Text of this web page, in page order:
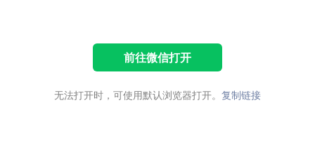
前往微信打开
无法打开时，可使用默认浏览器打开。 复制链接